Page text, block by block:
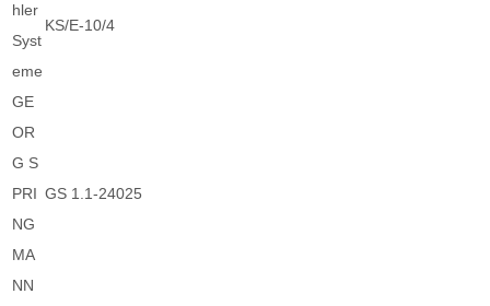
hler
Syst
eme
KS/E-10/4
GE
OR
G S
PRI
NG
MA
NN
GS 1.1-24025